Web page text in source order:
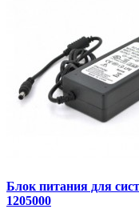
Блок питания для
1205000